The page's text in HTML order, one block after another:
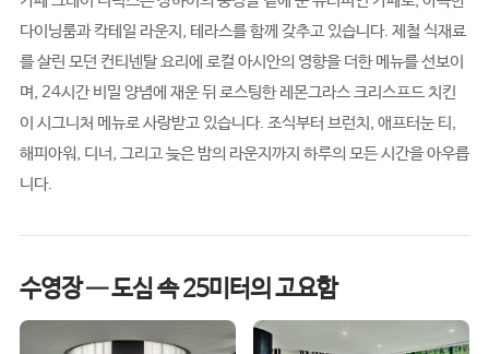
다이닝룸과 칵테일 라운지, 테라스를 함께 갖추고 있습니다. 제철 식재료
를 살린 모던 컨티넨탈 요리에 로컬 아시안의 영향을 더한 메뉴를 선보이
며, 24시간 비밀 양념에 재운 뒤 로스팅한 레몬그라스 크리스프드 치킨
이 시그니처 메뉴로 사랑받고 있습니다. 조식부터 브런치, 애프터눈 티,
해피아워, 디너, 그리고 늦은 밤의 라운지까지 하루의 모든 시간을 아우릅
니다.
수영장 — 도심 속 25미터의 고요함